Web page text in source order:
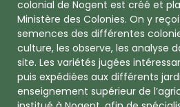
colonial de Nogent est créé et
Ministère des Colonies. On y
semences des différentes
culture, les observe, les analyse
site. Les variétés jugées
puis expédiées aux différents
enseignement supérieur de